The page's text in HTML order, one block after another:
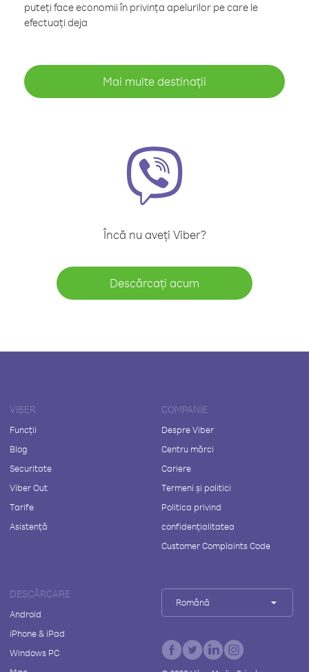
puteți face economii în privința apelurilor pe care le
efectuați deja
Mai multe destinații
Încă nu aveți Viber?
Descărcați acum
VIBER
Funcții
Blog
Securitate
Viber Out
Tarife
Asistență
COMPANIE
Despre Viber
Centru mărci
Cariere
Termeni și politici
Politica privind
confidențialitatea
Customer Complaints Code
DESCĂRCARE
Android
iPhone & iPad
Windows PC
Română